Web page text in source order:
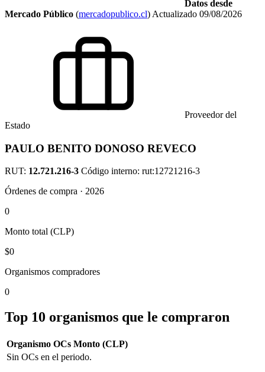
Datos desde
Mercado Público (mercadopublico.cl) Actualizado 09/08/2026
Proveedor del
Estado
PAULO BENITO DONOSO REVECO
RUT: 12.721.216-3 Código interno: rut:12721216-3
Órdenes de compra · 2026
0
Monto total (CLP)
$0
Organismos compradores
0
Top 10 organismos que le compraron
Organismo OCs Monto (CLP)
Sin OCs en el periodo.